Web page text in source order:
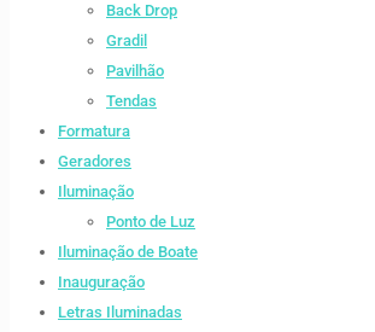
Back Drop
Gradil
Pavilhão
Tendas
Formatura
Geradores
Iluminação
Ponto de Luz
Iluminação de Boate
Inauguração
Letras Iluminadas